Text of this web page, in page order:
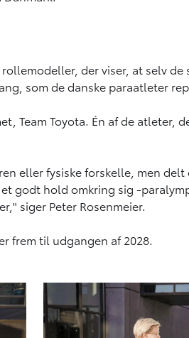
der viser, at selv
som de danske paraatleter
Toyota. Én af de atleter,
eller fysiske forskelle, men
godt hold omkring sig -
siger Peter Rosenmeier.
frem til udgangen af 2028.